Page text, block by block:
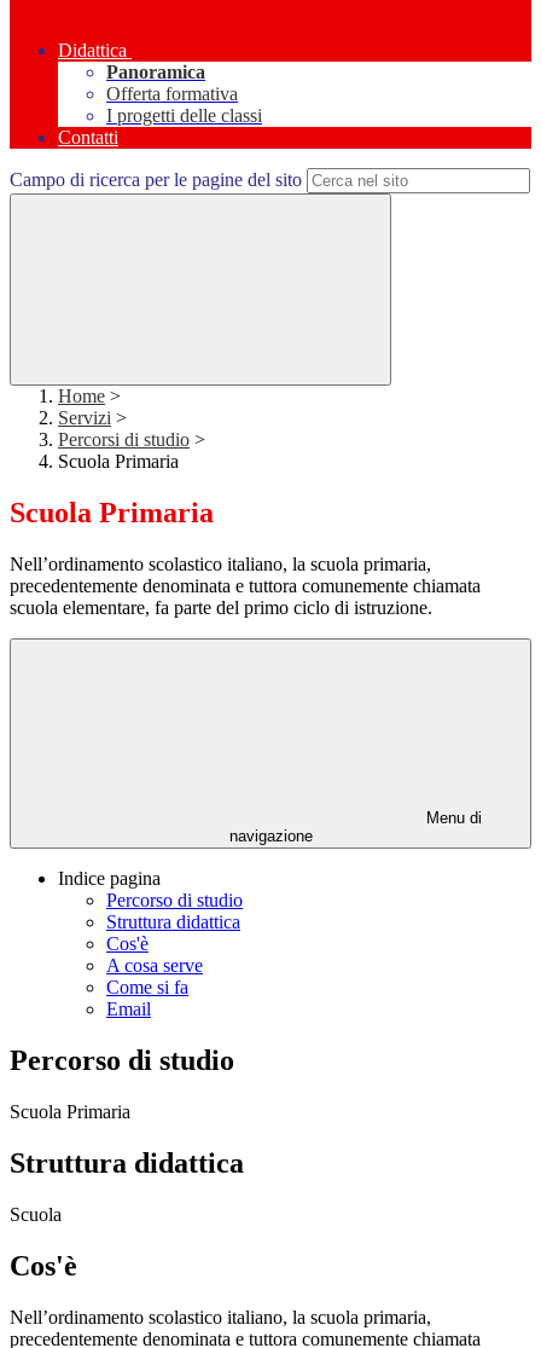
Didattica
Panoramica
Offerta formativa
I progetti delle classi
Contatti
Campo di ricerca per le pagine del sito
Home >
Servizi >
Percorsi di studio >
Scuola Primaria
Scuola Primaria
Nell’ordinamento scolastico italiano, la scuola primaria,
precedentemente denominata e tuttora comunemente chiamata
scuola elementare, fa parte del primo ciclo di istruzione.
Menu di
navigazione
Indice pagina
Percorso di studio
Struttura didattica
Cos'è
A cosa serve
Come si fa
Email
Percorso di studio
Scuola Primaria
Struttura didattica
Scuola
Cos'è
Nell’ordinamento scolastico italiano, la scuola primaria,
precedentemente denominata e tuttora comunemente chiamata